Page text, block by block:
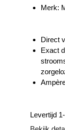
Merk:
Direct
Exact
Levertijd